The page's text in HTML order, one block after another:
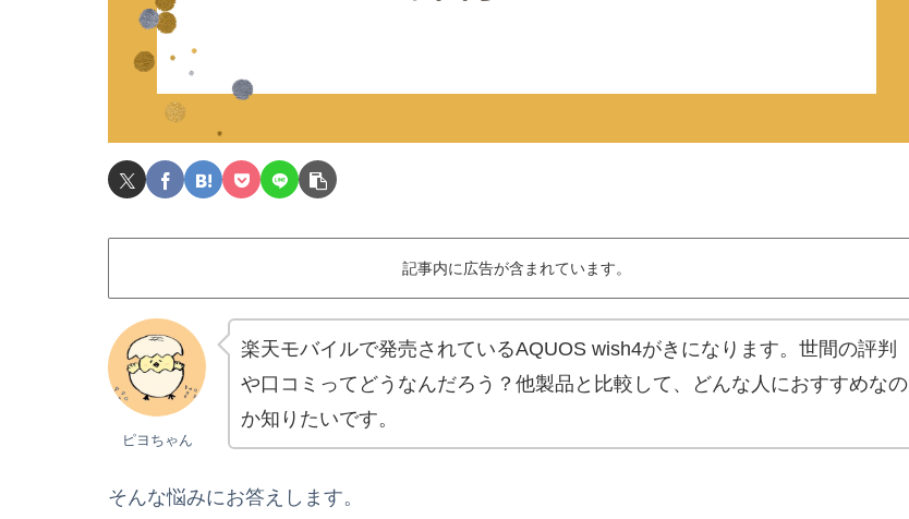
記事内に広告が含まれています。
ピヨちゃん
楽天モバイルで発売されているAQUOS wish4がきになります。世間の評判
や口コミってどうなんだろう？他製品と比較して、どんな人におすすめなの
か知りたいです。
そんな悩みにお答えします。